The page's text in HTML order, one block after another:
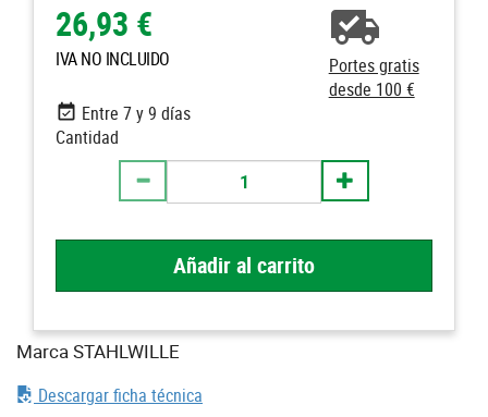
26,93 €
IVA NO INCLUIDO
Portes gratis
desde 100 €
Entre 7 y 9 días
Cantidad
Añadir al carrito
Marca STAHLWILLE
Descargar ficha técnica